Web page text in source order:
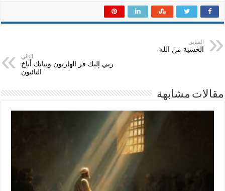
السابق
الخشية من الله
التالي
ربي إليك فر الهاربون وببابك أناخ
التائبون
مقالات مشابهة